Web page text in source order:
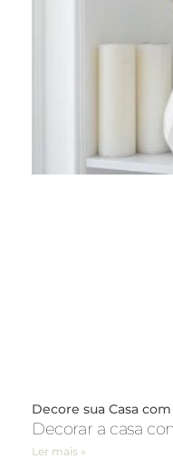
Decore sua Casa
Decorar a casa
Ler mais »